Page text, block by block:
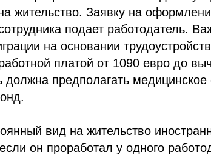
жительство. Заявку на
подает работодатель.
на основании
платой от 1090 евро до
должна предполагать
вид на жительство
он проработал у одного